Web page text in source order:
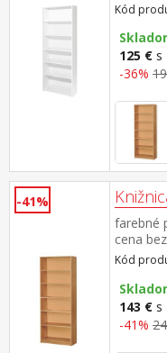
Kód
125 € s
-36%
-41%
farebné
cena
30A
Kód
143 € s
-41%